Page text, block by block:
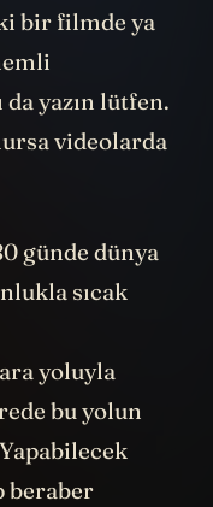
bir filmde ya
yazın lütfen.
videolarda
günde dünya
sıcak
yoluyla
bu yolun
beraber